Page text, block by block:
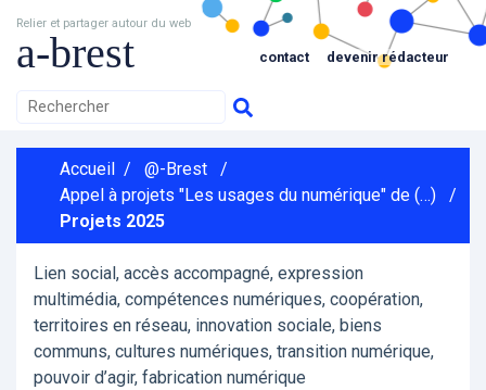
Relier et partager autour du web
a-brest contact devenir rédacteur
Accueil / @-Brest
/
Appel à projets "Les usages du numérique" de (…)
/
Projets 2025
Lien social, accès accompagné, expression
multimédia, compétences numériques, coopération,
territoires en réseau, innovation sociale, biens
communs, cultures numériques, transition numérique,
pouvoir d’agir, fabrication numérique